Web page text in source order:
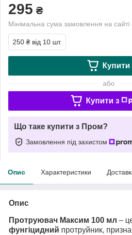
295 ₴
Мінімальна сума замовлення на
250 ₴ від 10 шт.
Купити
або
Купити з
Що таке купити з Пром?
Замовлення під захистом
Опис Характеристики
Опис
Протруювач Максим 100 мл –
фунгіцидний протруйник,